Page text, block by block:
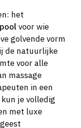
het
voor wie
golvende vorm
de natuurlijke
voor alle
massage
in een
je volledig
met luxe